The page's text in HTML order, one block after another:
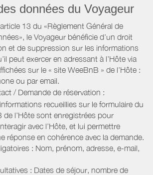
données du Voyageur
13 du «Règlement Général de
le Voyageur bénéficie d’un droit
et de suppression sur les informations
peut exercer en adressant à l’Hôte via
sur le « site WeeBnB » de l’Hôte :
ou par email.
/ Demande de réservation :
recueillies sur le formulaire du
de l’Hôte sont enregistrées pour
avec l’Hôte, et lui permettre
réponse en cohérence avec la demande.
: Nom, prénom, adresse, e-mail,
: Dates de séjour, nombre de